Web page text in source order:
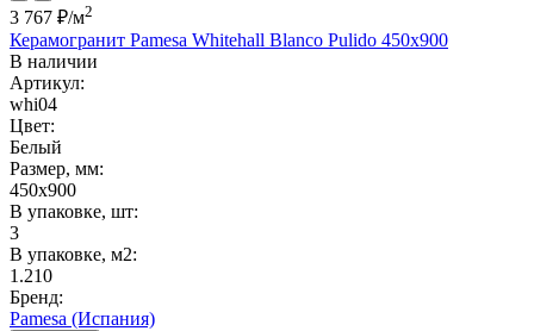
3 767 ₽/м2
Керамогранит Pamesa Whitehall Blanco Pulido 450x900
В наличии
Артикул:
whi04
Цвет:
Белый
Размер, мм:
450x900
В упаковке, шт:
3
В упаковке, м2:
1.210
Бренд:
Pamesa (Испания)